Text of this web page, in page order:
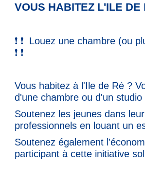
VOUS HABITEZ L'ILE DE
❗ ❗ Louez une chambre (ou
❗ ❗
Vous habitez à l'Ile de Ré ?
d'une chambre ou d'un studio
Soutenez les jeunes dans
professionnels en louant un
Soutenez également
participant à cette initiative